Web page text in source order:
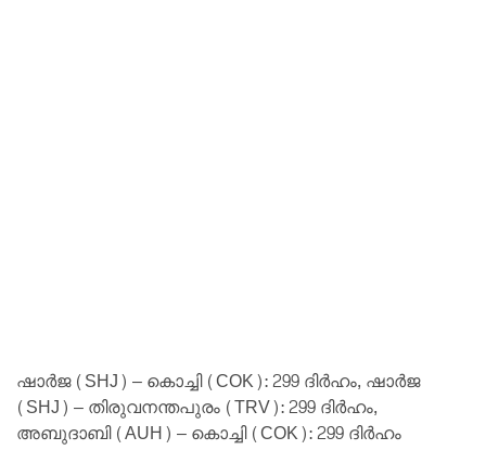
ഷാർജ (SHJ) – കൊച്ചി (COK): 299 ദിർഹം, ഷാർജ
(SHJ) – തിരുവനന്തപുരം (TRV): 299 ദിർഹം,
അബുദാബി (AUH) – കൊച്ചി (COK): 299 ദിർഹം